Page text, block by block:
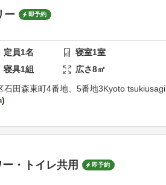
ー 即予約
定員1名 寝室1室
寝具1組 広さ8㎡
石田森東町4番地、5番地3Kyoto tsukiusagi
・トイレ共用 即予約